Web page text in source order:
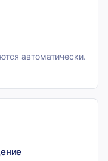
автоматически.